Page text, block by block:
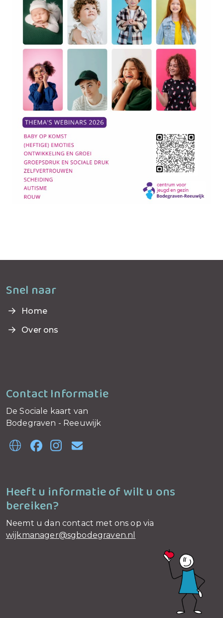
Snel naar
Home
Over ons
Contact Informatie
De Sociale kaart van
Bodegraven - Reeuwijk
Heeft u informatie of wilt u ons
bereiken?
Neemt u dan contact met ons op via
wijkmanager@sgbodegraven.nl